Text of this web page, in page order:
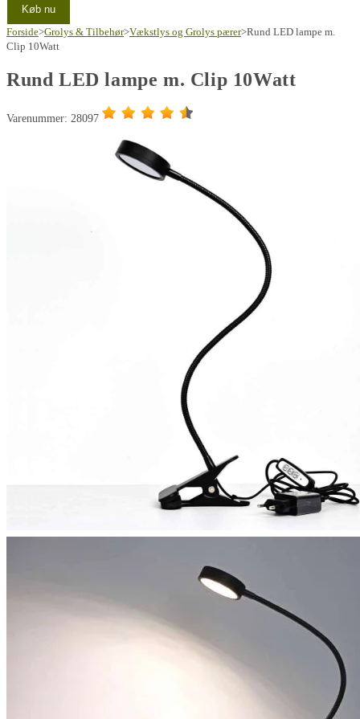
Køb nu
Forside>Grolys & Tilbehør>Vækstlys og Grolys pærer>Rund LED lampe m.
Clip 10Watt
Rund LED lampe m. Clip 10Watt
Varenummer: 28097